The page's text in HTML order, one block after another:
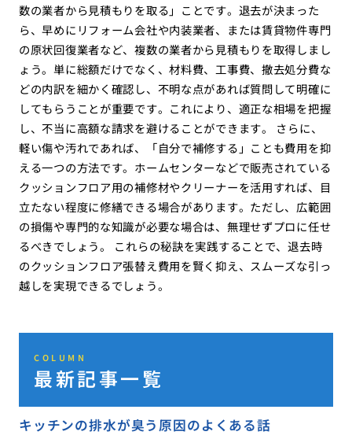
数の業者から見積もりを取る」ことです。退去が決まった
ら、早めにリフォーム会社や内装業者、または賃貸物件専門
の原状回復業者など、複数の業者から見積もりを取得しまし
ょう。単に総額だけでなく、材料費、工事費、撤去処分費な
どの内訳を細かく確認し、不明な点があれば質問して明確に
してもらうことが重要です。これにより、適正な相場を把握
し、不当に高額な請求を避けることができます。 さらに、
軽い傷や汚れであれば、「自分で補修する」ことも費用を抑
える一つの方法です。ホームセンターなどで販売されている
クッションフロア用の補修材やクリーナーを活用すれば、目
立たない程度に修繕できる場合があります。ただし、広範囲
の損傷や専門的な知識が必要な場合は、無理せずプロに任せ
るべきでしょう。 これらの秘訣を実践することで、退去時
のクッションフロア張替え費用を賢く抑え、スムーズな引っ
越しを実現できるでしょう。
COLUMN
最新記事一覧
キッチンの排水が臭う原因のよくある話